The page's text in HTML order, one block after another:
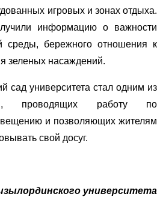
игровых и зонах отдыха.
информацию о важности
среды, бережного отношения к
зеленых насаждений.
сад университета стал одним из
проводящих работу по
и позволяющих жителям
свой досуг.
университета